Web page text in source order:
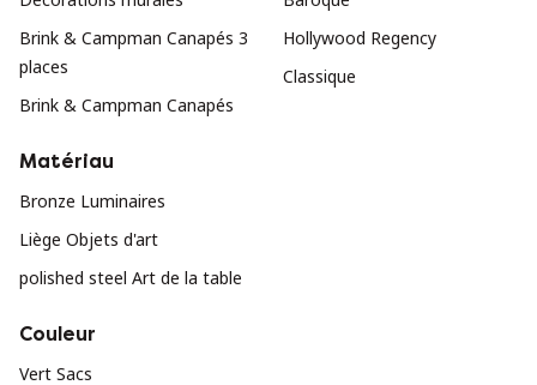
Brink & Campman Canapés 3
places
Brink & Campman Canapés
Hollywood Regency
Classique
Matériau
Bronze Luminaires
Liège Objets d'art
polished steel Art de la table
Couleur
Vert Sacs